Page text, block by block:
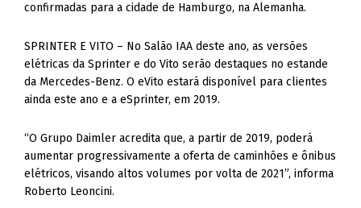
confirmadas para a cidade de Hamburgo, na Alemanha.
SPRINTER E VITO – No Salão IAA deste ano, as versões
elétricas da Sprinter e do Vito serão destaques no estande
da Mercedes-Benz. O eVito estará disponível para clientes
ainda este ano e a eSprinter, em 2019.
“O Grupo Daimler acredita que, a partir de 2019, poderá
aumentar progressivamente a oferta de caminhões e ônibus
elétricos, visando altos volumes por volta de 2021”, informa
Roberto Leoncini.